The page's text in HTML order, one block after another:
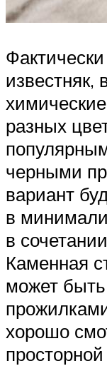
известняк,
разных
черными
вариант
в
в
Каменная
может
хорошо